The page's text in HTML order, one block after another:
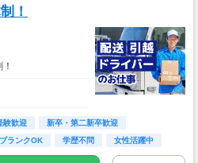
！
験歓迎
新卒・第二新卒歓迎
ブランクOK 学歴不問 女性活躍中